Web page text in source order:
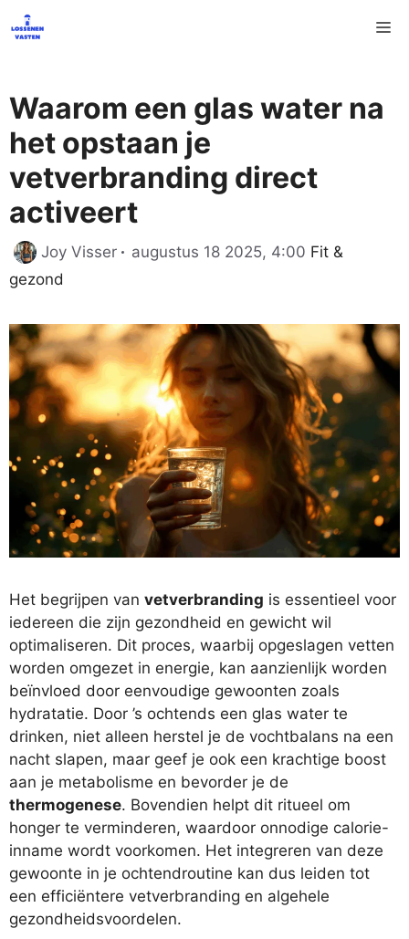
naar
Waarom een glas water na
het opstaan je
vetverbranding direct
activeert
Joy Visser augustus 18 2025, 4:00 Categorieën
Fit &
gezond
Het begrijpen van vetverbranding is essentieel voor
iedereen die zijn gezondheid en gewicht wil
optimaliseren. Dit proces, waarbij opgeslagen vetten
worden omgezet in energie, kan aanzienlijk worden
beïnvloed door eenvoudige gewoonten zoals
hydratatie. Door ’s ochtends een glas water te
drinken, niet alleen herstel je de vochtbalans na een
nacht slapen, maar geef je ook een krachtige boost
aan je metabolisme en bevorder je de
thermogenese. Bovendien helpt dit ritueel om
honger te verminderen, waardoor onnodige calorie-
inname wordt voorkomen. Het integreren van deze
gewoonte in je ochtendroutine kan dus leiden tot
een efficiëntere vetverbranding en algehele
gezondheidsvoordelen.